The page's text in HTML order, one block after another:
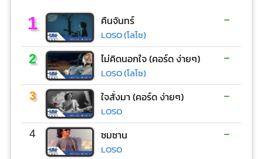
1 คืนจันทร์
LOSO (โลโซ)
-
2 ไม่คิดนอกใจ (คอร์ด ง่ายๆ)
LOSO (โลโซ)
-
3 ใจสั่งมา (คอร์ด ง่ายๆ)
LOSO
-
4 ซมซาน
LOSO
-